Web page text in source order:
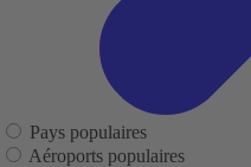
Pays populaires
Aéroports populaires